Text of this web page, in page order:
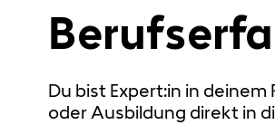
Du bist Expert:in in
oder Ausbildung direkt in